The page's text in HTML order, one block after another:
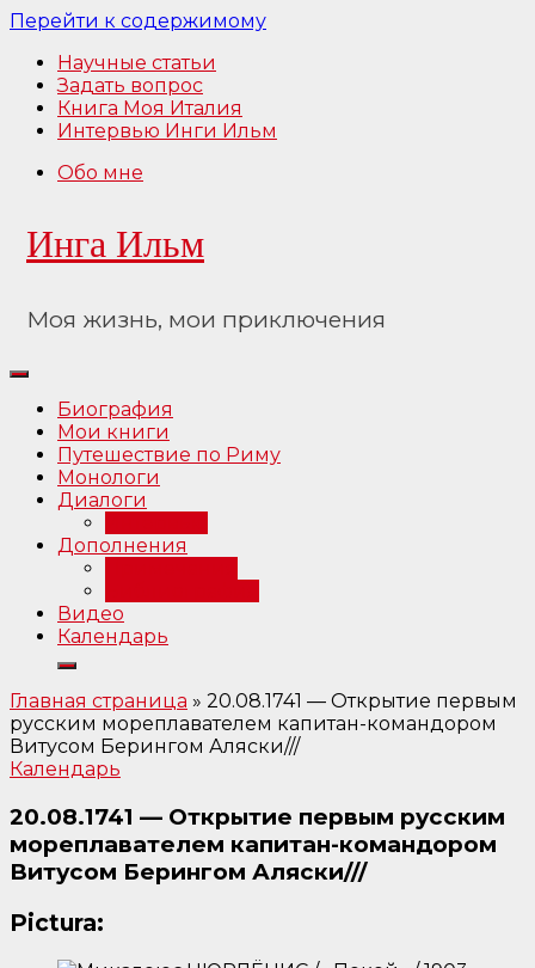
Перейти к содержимому
Научные статьи
Задать вопрос
Книга Моя Италия
Интервью Инги Ильм
Обо мне
Инга Ильм
Моя жизнь, мои приключения
Биография
Мои книги
Путешествие по Риму
Монологи
Диалоги
Дополнения
Видео
Календарь
Главная страница » 20.08.1741 — Открытие первым
русским мореплавателем капитан-командором
Витусом Берингом Аляски///
Календарь
20.08.1741 — Открытие первым русским
мореплавателем капитан-командором
Витусом Берингом Аляски///
Pictura: